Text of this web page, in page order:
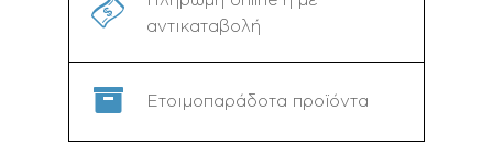
αντικαταβολή
Ετοιμοπαράδοτα προϊόντα